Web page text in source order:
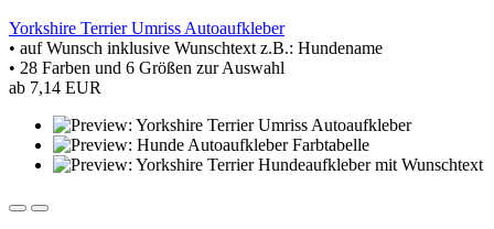
Yorkshire Terrier Umriss Autoaufkleber
• auf Wunsch inklusive Wunschtext z.B.: Hundename
• 28 Farben und 6 Größen zur Auswahl
ab 7,14 EUR